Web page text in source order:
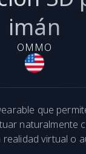
imán
OMMO
que
naturalmente
virtual o